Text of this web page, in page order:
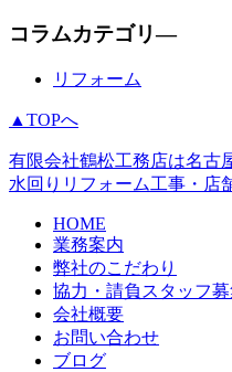
コラムカテゴリ―
リフォーム
▲TOPへ
有限会社鶴松工務店は名古
水回りリフォーム工事・店
HOME
業務案内
弊社のこだわり
協力・請負スタッフ
会社概要
お問い合わせ
ブログ